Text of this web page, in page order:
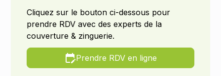
Cliquez sur le bouton ci-dessous pour
prendre RDV avec des experts de la
couverture & zinguerie.
Prendre RDV en ligne